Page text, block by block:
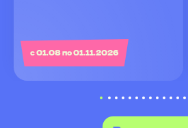
с 01.08 по 01.11.2026